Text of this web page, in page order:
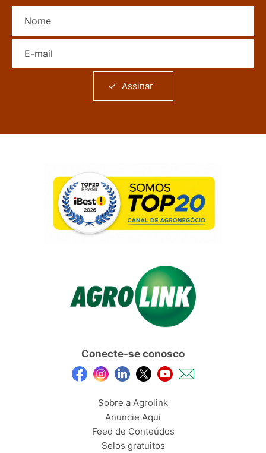
Assinar
Conecte-se conosco
Sobre a Agrolink
Anuncie Aqui
Feed de Conteúdos
Selos gratuitos